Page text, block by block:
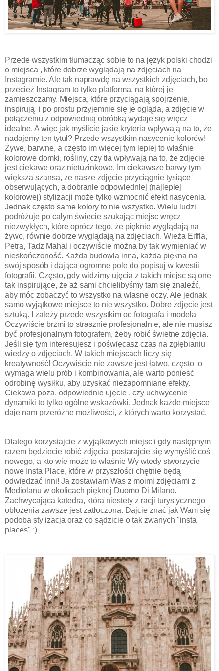
Przede wszystkim tłumacząc sobie to na język polski chodzi
o miejsca , które dobrze wyglądają na zdjęciach na
Instagramie. Ale tak naprawdę na wszystkich zdjęciach, bo
przecież Instagram to tylko platforma, na której je
zamieszczamy. Miejsca, które przyciągają spojrzenie,
inspirują i po prostu przyjemnie się je ogląda, a zdjęcie w
połączeniu z odpowiednią obróbką wydaje się wręcz
idealne. A więc jak myślicie jakie kryteria wpływają na to, że
nadajemy ten tytuł? Przede wszystkim nasycenie kolorów!
Żywe, barwne, a często im więcej tym lepiej to właśnie
kolorowe domki, rośliny, czy tła wpływają na to, że zdjęcie
jest ciekawe oraz nietuzinkowe. Im ciekawsze barwy tym
większa szansa, że nasze zdjęcie przyciągnie tysiące
obserwujących, a dobranie odpowiedniej (najlepiej
kolorowej) stylizacji może tylko wzmocnić efekt nasycenia.
Jednak często same kolory to nie wszystko. Wielu ludzi
podróżuje po całym świecie szukając miejsc wręcz
niezwykłych, które oprócz tego, że pięknie wyglądają na
żywo, równie dobrze wyglądają na zdjęciach. Wieża Eiffla,
Petra, Tadz Mahal i oczywiście można by tak wymieniać w
nieskończoność. Każda budowla inna, każda piękna na
swój sposób i dająca ogromne pole do popisuj w kwestii
fotografii. Często, gdy widzimy ujęcia z takich miejsc są one
tak inspirujące, że aż sami chcielibyśmy tam się znaleźć,
aby móc zobaczyć to wszystko na własne oczy. Ale jednak
samo wyjątkowe miejsce to nie wszystko. Dobre zdjęcie jest
sztuką. I zależy przede wszystkim od fotografa i modela.
Oczywiście brzmi to strasznie profesjonalnie, ale nie musisz
być profesjonalnym fotografem, żeby robić świetne zdjęcia.
Jeśli się tym interesujesz i poświęcasz czas na zgłębianiu
wiedzy o zdjęciach. W takich miejscach liczy się
kreatywność! Oczywiście nie zawsze jest łatwo, często to
wymaga wielu prób i kombinowania, ale warto ponieść
odrobinę wysiłku, aby uzyskać niezapomniane efekty.
Ciekawa poza, odpowiednie ujęcie , czy uchwycenie
dynamiki to tylko ogólne wskazówki. Jednak każde miejsce
daje nam przeróżne możliwości, z których warto korzystać.
Dlatego korzystajcie z wyjątkowych miejsc i gdy następnym
razem będziecie robić zdjęcia, postarajcie się wymyślić coś
nowego, a kto wie może to właśnie Wy wtedy stworzycie
nowe Insta Place, które w przyszłości chętnie będą
odwiedzać inni! Ja zostawiam Was z moimi zdjęciami z
Mediolanu w okolicach pięknej Duomo Di Milano.
Zachwycająca katedra, która niestety z racji turystycznego
obłożenia zawsze jest zatłoczona. Dajcie znać jak Wam się
podoba stylizacja oraz co sądzicie o tak zwanych "insta
places" ;)